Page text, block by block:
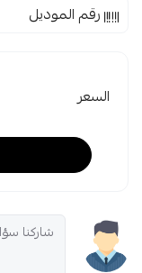
رقم الموديل
السعر